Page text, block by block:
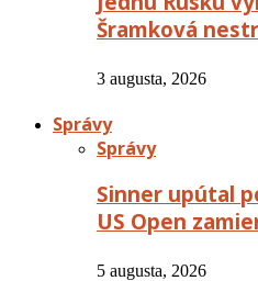
Šramková
3 augusta, 2026
Správy
Správy
Sinner upútal
US Open
5 augusta, 2026